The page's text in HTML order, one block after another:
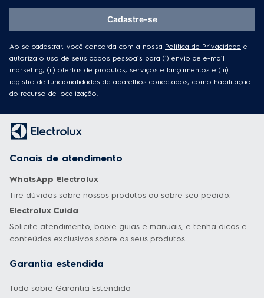
Ao se cadastrar, você concorda com a nossa Política de Privacidade e
autoriza o uso de seus dados pessoais para (i) envio de e-mail
marketing, (ii) ofertas de produtos, serviços e lançamentos e (iii)
registro de funcionalidades de aparelhos conectados, como habilitação
do recurso de localização.
Cadastre-se
Canais de atendimento
WhatsApp Electrolux
Tire dúvidas sobre nossos produtos ou sobre seu pedido.
Electrolux Cuida
Solicite atendimento, baixe guias e manuais, e tenha dicas e
conteúdos exclusivos sobre os seus produtos.
Garantia estendida
Tudo sobre Garantia Estendida